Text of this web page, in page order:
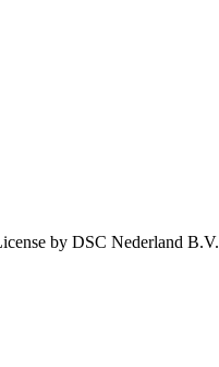
by DSC Nederland B.V.